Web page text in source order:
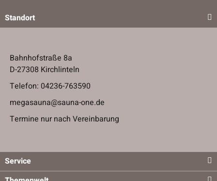
Standort
Bahnhofstraße 8a
D-27308 Kirchlinteln
Telefon: 04236-763590
megasauna@sauna-one.de
Termine nur nach Vereinbarung
Service